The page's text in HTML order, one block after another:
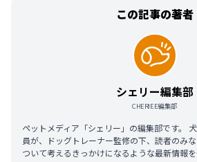
この記事の著者
シェリー編集部
CHERIEE編集部
ペットメディア「シェリー」の編集部です。
員が、ドッグトレーナー監修の下、読者のみ
ついて考えるきっかけになるような最新情報を